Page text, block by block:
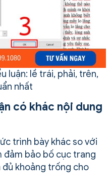
luận: lề trái, phải, trên,
nhất
có khác nội dung
trình bày khác so với
đảm bảo bố cục trang
khoảng trống cho